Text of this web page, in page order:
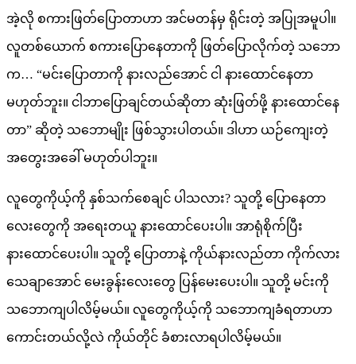
အဲ့လို စကားဖြတ်ပြောတာဟာ အင်မတန်မှ ရိုင်းတဲ့ အပြုအမူပါ။
လူတစ်ယောက် စကားပြောနေတာကို ဖြတ်ပြောလိုက်တဲ့ သဘော
က… “မင်းပြောတာကို နားလည်အောင် ငါ နားထောင်နေတာ
မဟုတ်ဘူး။ ငါဘာပြောချင်တယ်ဆိုတာ ဆုံးဖြတ်ဖို့ နားထောင်နေ
တာ” ဆိုတဲ့ သဘောမျိုး ဖြစ်သွားပါတယ်။ ဒါဟာ ယဉ်ကျေးတဲ့
အတွေးအခေါ် မဟုတ်ပါဘူး။
လူတွေကိုယ့်ကို နှစ်သက်စေချင် ပါသလား? သူတို့ ပြောနေတာ
လေးတွေကို အရေးတယူ နားထောင်ပေးပါ။ အာရုံစိုက်ပြီး
နားထောင်ပေးပါ။ သူတို့ ပြောတာနဲ့ ကိုယ်နားလည်တာ ကိုက်လား
သေချာအောင် မေးခွန်းလေးတွေ ပြန်မေးပေးပါ။ သူတို့ မင်းကို
သဘောကျပါလိမ့်မယ်။ လူတွေကိုယ့်ကို သဘောကျခံရတာဟာ
ကောင်းတယ်လို့လဲ ကိုယ်တိုင် ခံစားလာရပါလိမ့်မယ်။